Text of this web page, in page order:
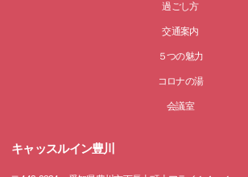
過ごし方
交通案内
５つの魅力
コロナの湯
会議室
キャッスルイン豊川